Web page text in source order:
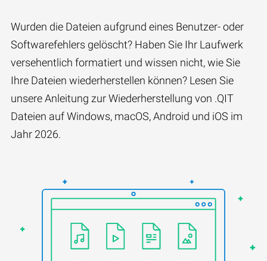
Wurden die Dateien aufgrund eines Benutzer- oder
Softwarefehlers gelöscht? Haben Sie Ihr Laufwerk
versehentlich formatiert und wissen nicht, wie Sie
Ihre Dateien wiederherstellen können? Lesen Sie
unsere Anleitung zur Wiederherstellung von .QIT
Dateien auf Windows, macOS, Android und iOS im
Jahr 2026.